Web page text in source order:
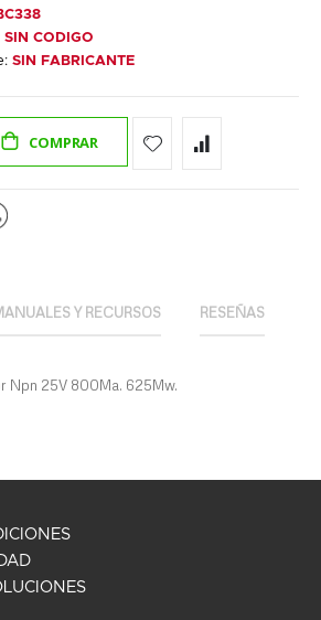
SIN CODIGO
SIN FABRICANTE
COMPRAR
Y RECURSOS RESEÑAS
Npn 25V 800Ma. 625Mw.